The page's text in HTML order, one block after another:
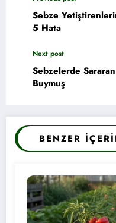
Sebze
5 Hata
Next post
Sebzelerde
Buymuş
BENZER